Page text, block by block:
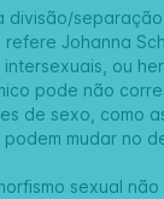
divisão/
Johanna
ou
pode não
de sexo, como
mudar no
sexual